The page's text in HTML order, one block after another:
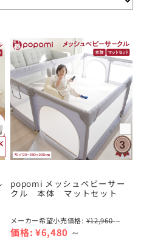
popomi メッシュベビーサー
クル 本体 マットセット
メーカー希望小売価格: ¥12,960 ～
価格: ¥6,480 ～